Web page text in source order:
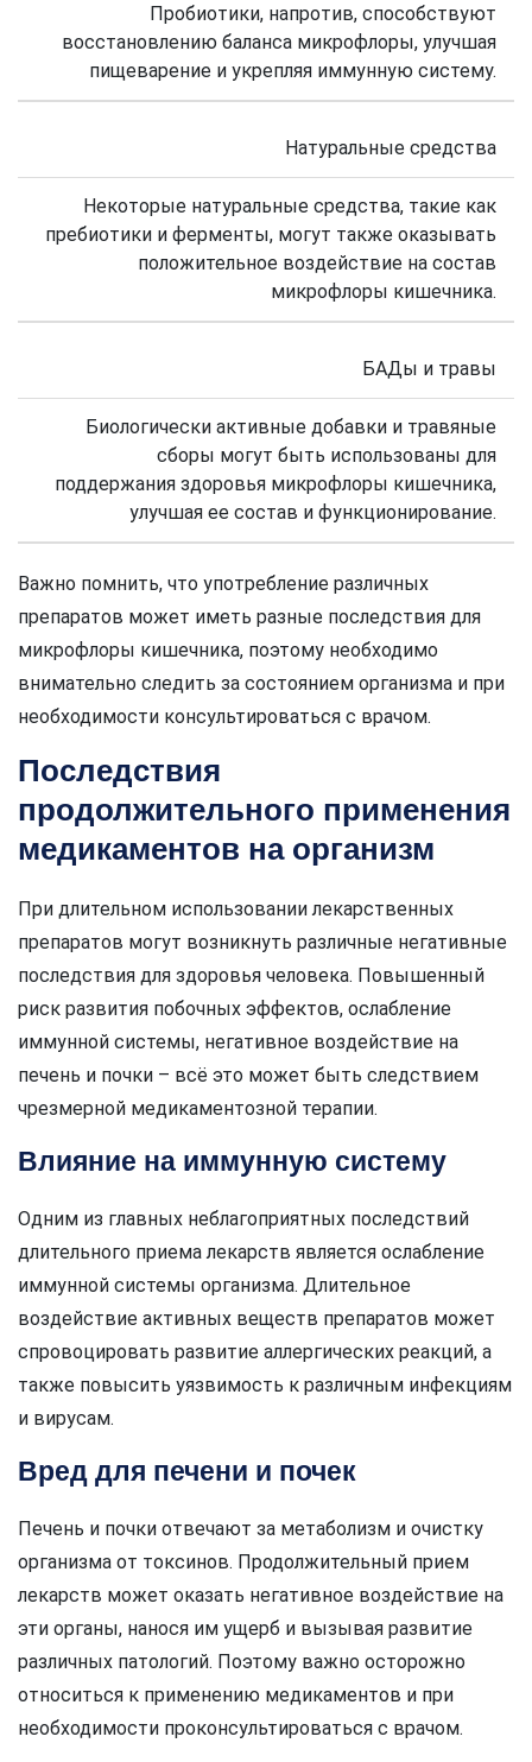
Пробиотики, напротив, способствуют
восстановлению баланса микрофлоры, улучшая
пищеварение и укрепляя иммунную систему.
Натуральные средства
Некоторые натуральные средства, такие как
пребиотики и ферменты, могут также оказывать
положительное воздействие на состав
микрофлоры кишечника.
БАДы и травы
Биологически активные добавки и травяные
сборы могут быть использованы для
поддержания здоровья микрофлоры кишечника,
улучшая ее состав и функционирование.
Важно помнить, что употребление различных
препаратов может иметь разные последствия для
микрофлоры кишечника, поэтому необходимо
внимательно следить за состоянием организма и при
необходимости консультироваться с врачом.
Последствия
продолжительного применения
медикаментов на организм
При длительном использовании лекарственных
препаратов могут возникнуть различные негативные
последствия для здоровья человека. Повышенный
риск развития побочных эффектов, ослабление
иммунной системы, негативное воздействие на
печень и почки – всё это может быть следствием
чрезмерной медикаментозной терапии.
Влияние на иммунную систему
Одним из главных неблагоприятных последствий
длительного приема лекарств является ослабление
иммунной системы организма. Длительное
воздействие активных веществ препаратов может
спровоцировать развитие аллергических реакций, а
также повысить уязвимость к различным инфекциям
и вирусам.
Вред для печени и почек
Печень и почки отвечают за метаболизм и очистку
организма от токсинов. Продолжительный прием
лекарств может оказать негативное воздействие на
эти органы, нанося им ущерб и вызывая развитие
различных патологий. Поэтому важно осторожно
относиться к применению медикаментов и при
необходимости проконсультироваться с врачом.